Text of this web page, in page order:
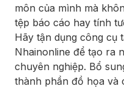
môn của mình mà
tệp báo cáo hay tính
Hãy tận dụng công cụ
Nhainonline để tạo ra
chuyên nghiệp. Bổ
thành phần đồ họa và